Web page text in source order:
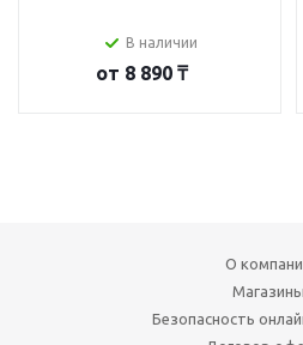
В наличии
от 8 890 ₸
О
Магазины
Безопасность